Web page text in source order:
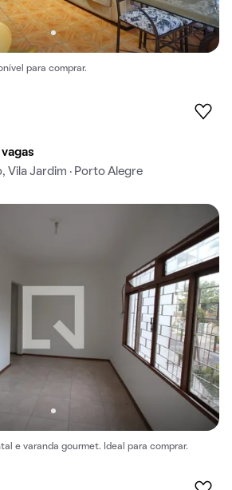
para comprar.
vagas
Vila Jardim · Porto Alegre
e varanda gourmet. Ideal para comprar.